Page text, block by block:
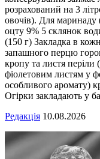
розрахований на 3
овочів). Для
оцту 9% 5 склянок
(150 г) Закладка в
запашного перцю
кропу та листя періли
фіолетовим листям у
особливого аромату)
Огірки закладають у
Редакція 10.08.2026